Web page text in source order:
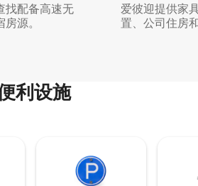
找配备高速无
源。
爱彼迎提供家
置、公司住房
利设施